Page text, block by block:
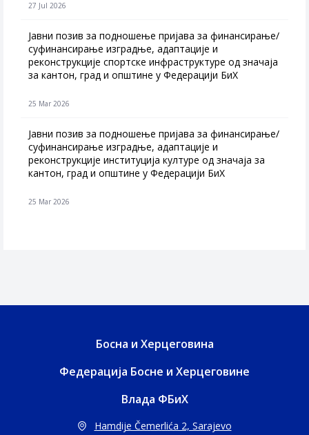
27 Jul 2026
Jавни позив за подношење пријава за финансирање/
суфинансирање изградње, адаптације и
реконструкције спортске инфраструктуре од значаја
за кантон, град и општине у Федерацији БиХ
25 Mar 2026
Јавни позив за подношење пријава за финансирање/
суфинансирање изградње, адаптације и
реконструкције институција културе од значаја за
кантон, град и општине у Федерацији БиХ
25 Mar 2026
Босна и Херцеговина
Федерација Босне и Херцеговине
Влада ФБиХ
Hamdije Čemerlića 2, Sarajevo